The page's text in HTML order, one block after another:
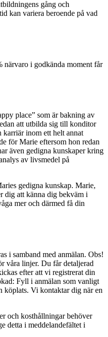
gång och
kan variera beroende på vad
närvaro i godkända moment får
place” som är bakning av
att utbilda sig till konditor
karriär inom ett helt annat
för Marie eftersom hon redan
även gedigna kunskaper kring
av livsmedel på
gedigna kunskap. Marie,
dig att känna dig bekväm i
mer och därmed få din
i samband med anmälan. Obs!
våra linjer. Du får detaljerad
efter att vi registrerat din
Fyll i anmälan som vanligt
köplats. Vi kontaktar dig när en
och kosthållningar behöver
detta i meddelandefältet i